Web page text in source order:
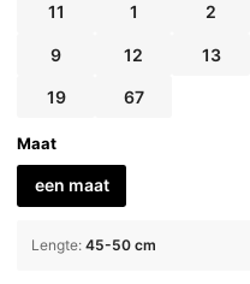
11 1 2
9 12 13
19 67
Maat
een maat
Lengte: 45-50 cm